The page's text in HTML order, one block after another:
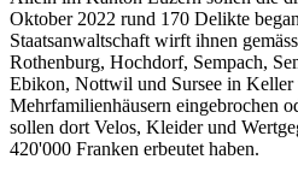
Oktober 2022 rund 170 Delikte
Staatsanwaltschaft wirft ihnen
Rothenburg, Hochdorf, Sempach,
Ebikon, Nottwil und Sursee in Keller
Mehrfamilienhäusern eingebrochen
sollen dort Velos, Kleider und
420'000 Franken erbeutet haben.